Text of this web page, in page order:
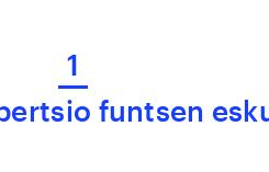
1
funtsen